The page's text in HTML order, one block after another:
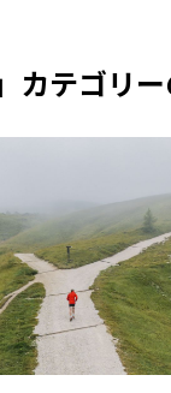
カテゴリ